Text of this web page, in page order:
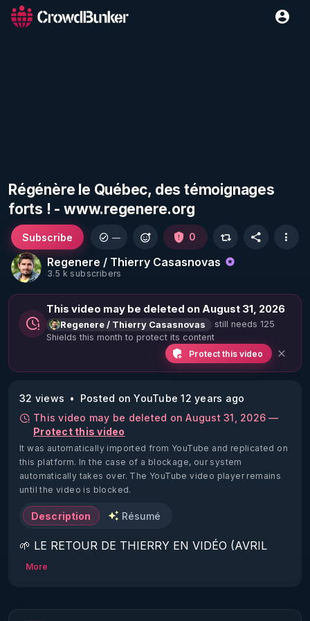
Régénère le Québec, des témoignages
forts ! - www.regenere.org
Regenere / Thierry Casasnovas
3.5 k subscribers
Subscribe — 0
This video may be deleted on August 31, 2026
Regenere / Thierry Casasnovas
still needs 125
Shields this month to protect its content
Protect this video
32 views
Posted on YouTube 12 years ago
This video may be deleted on August 31, 2026 —
Protect this video
It was automatically imported from YouTube and replicated on
this platform. In the case of a blockage, our system
automatically takes over. The YouTube video player remains
until the video is blocked.
Description Résumé
🌱 LE RETOUR DE THIERRY EN VIDÉO (AVRIL
2022)!
https://www.rgnr.fr/presentation.html
More